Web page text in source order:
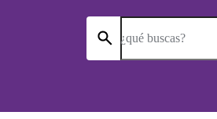
¿qué buscas?